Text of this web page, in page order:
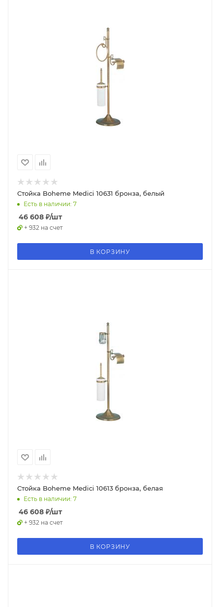
Стойка Boheme Medici 10631 бронза, белый
Есть в наличии: 7
46 608 ₽/шт
+ 932 на счет
В КОРЗИНУ
Стойка Boheme Medici 10613 бронза, белая
Есть в наличии: 7
46 608 ₽/шт
+ 932 на счет
В КОРЗИНУ